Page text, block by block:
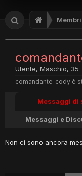
Membri
Utente, Maschio, 35
comandante_cody è
Messaggi di
Messaggi e
Non ci sono ancora